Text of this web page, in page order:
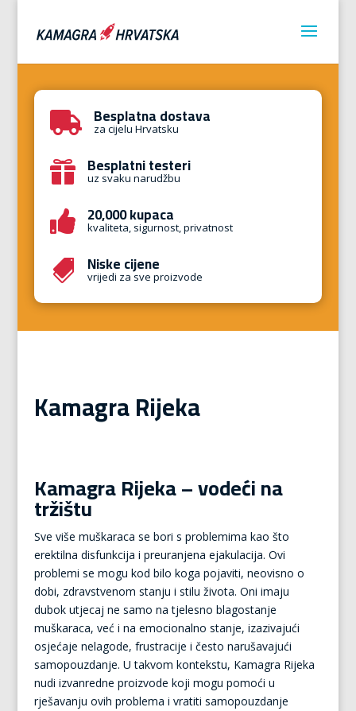
 Besplatna dostava
za cijelu Hrvatsku
 Besplatni testeri
uz svaku narudžbu
 20,000 kupaca
kvaliteta, sigurnost, privatnost
 Niske cijene
vrijedi za sve proizvode
Kamagra Rijeka
Kamagra Rijeka – vodeći na
tržištu
Sve više muškaraca se bori s problemima kao što
erektilna disfunkcija i preuranjena ejakulacija. Ovi
problemi se mogu kod bilo koga pojaviti, neovisno o
dobi, zdravstvenom stanju i stilu života. Oni imaju
dubok utjecaj ne samo na tjelesno blagostanje
muškaraca, već i na emocionalno stanje, izazivajući
osjećaje nelagode, frustracije i često narušavajući
samopouzdanje. U takvom kontekstu, Kamagra Rijeka
nudi izvanredne proizvode koji mogu pomoći u
rješavanju ovih problema i vratiti samopouzdanje